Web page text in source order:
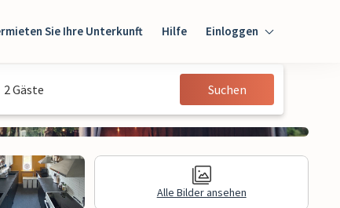
Sie Ihre Unterkunft Hilfe Einloggen
Einloggen
Gast
2 Gäste Suchen
Alle Bilder ansehen